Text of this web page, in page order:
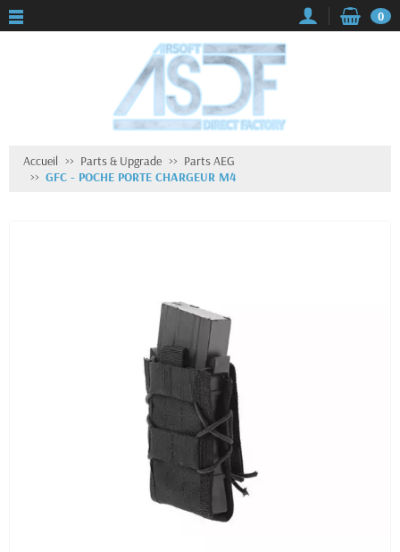
0
Accueil Parts & Upgrade
Parts AEG
GFC - POCHE PORTE CHARGEUR M4